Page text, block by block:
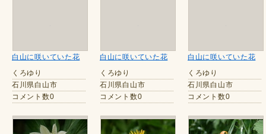
白山に咲いていた花
くろゆり
石川県白山市
コメント数0
白山に咲いていた花
くろゆり
石川県白山市
コメント数0
白山に咲いていた花
くろゆり
石川県白山市
コメント数0